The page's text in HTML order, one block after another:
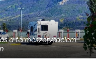
a természetvédelem